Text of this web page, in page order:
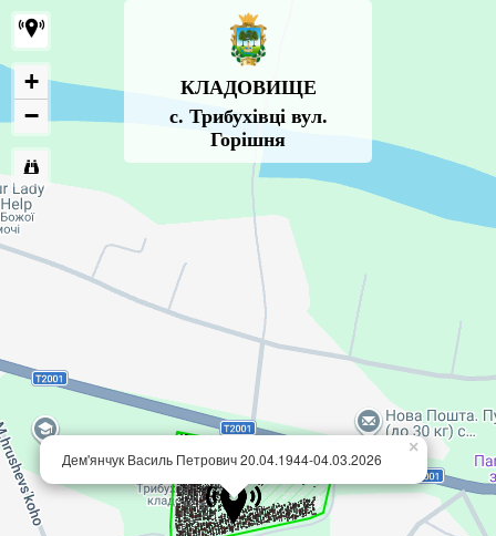
КЛАДОВИЩЕ
с. Трибухівці вул.
Горішня
Дем'янчук Василь Петрович 20.04.1944-04.03.2026
×
+
−